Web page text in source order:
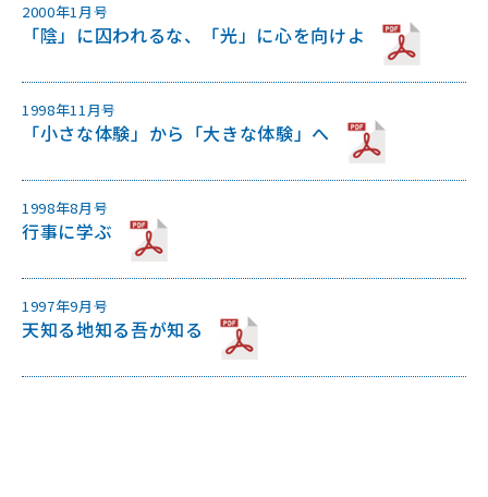
2000年1月号
「陰」に囚われるな、「光」に心を向けよ
1998年11月号
「小さな体験」から「大きな体験」へ
1998年8月号
行事に学ぶ
1997年9月号
天知る地知る吾が知る